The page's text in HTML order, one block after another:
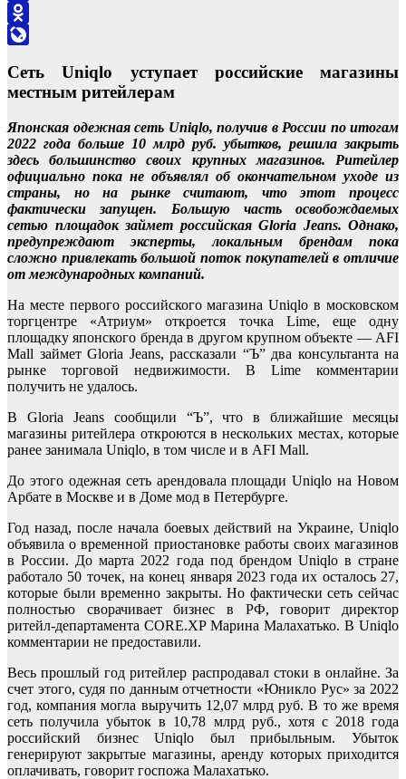
VK
Odnoklassniki
Сеть Uniqlo уступает российские магазины
местным ритейлерам
Японская одежная сеть Uniqlo, получив в России по итогам
2022 года больше 10 млрд руб. убытков, решила закрыть
здесь большинство своих крупных магазинов. Ритейлер
официально пока не объявлял об окончательном уходе из
страны, но на рынке считают, что этот процесс
фактически запущен. Большую часть освобождаемых
сетью площадок займет российская Gloria Jeans. Однако,
предупреждают эксперты, локальным брендам пока
сложно привлекать большой поток покупателей в отличие
от международных компаний.
На месте первого российского магазина Uniqlo в московском
торгцентре «Атриум» откроется точка Lime, еще одну
площадку японского бренда в другом крупном объекте — AFI
Mall займет Gloria Jeans, рассказали “Ъ” два консультанта на
рынке торговой недвижимости. В Lime комментарии
получить не удалось.
В Gloria Jeans сообщили “Ъ”, что в ближайшие месяцы
магазины ритейлера откроются в нескольких местах, которые
ранее занимала Uniqlo, в том числе и в AFI Mall.
До этого одежная сеть арендовала площади Uniqlo на Новом
Арбате в Москве и в Доме мод в Петербурге.
Год назад, после начала боевых действий на Украине, Uniqlo
объявила о временной приостановке работы своих магазинов
в России. До марта 2022 года под брендом Uniqlo в стране
работало 50 точек, на конец января 2023 года их осталось 27,
которые были временно закрыты. Но фактически сеть сейчас
полностью сворачивает бизнес в РФ, говорит директор
ритейл-департамента CORE.XP Марина Малахатько. В Uniqlo
комментарии не предоставили.
Весь прошлый год ритейлер распродавал стоки в онлайне. За
счет этого, судя по данным отчетности «Юникло Рус» за 2022
год, компания могла выручить 12,07 млрд руб. В то же время
сеть получила убыток в 10,78 млрд руб., хотя с 2018 года
российский бизнес Uniqlo был прибыльным. Убыток
генерируют закрытые магазины, аренду которых приходится
оплачивать, говорит госпожа Малахатько.